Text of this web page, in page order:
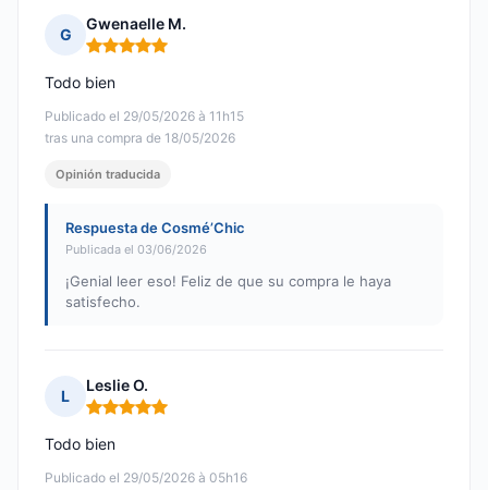
G
Gwenaelle M.
Nota: 5 de 5
Publicado el 29/05/2026 à 11h15
tras una compra de 18/05/2026
Todo bien
Opinión traducida
Respuesta de Cosmé’Chic
Publicada el 03/06/2026
¡Genial leer eso! Feliz de que su compra le haya
satisfecho.
L
Leslie O.
Nota: 5 de 5
Publicado el 29/05/2026 à 05h16
Todo bien